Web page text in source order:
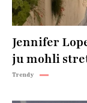
Jennifer
ju mohli
Trendy